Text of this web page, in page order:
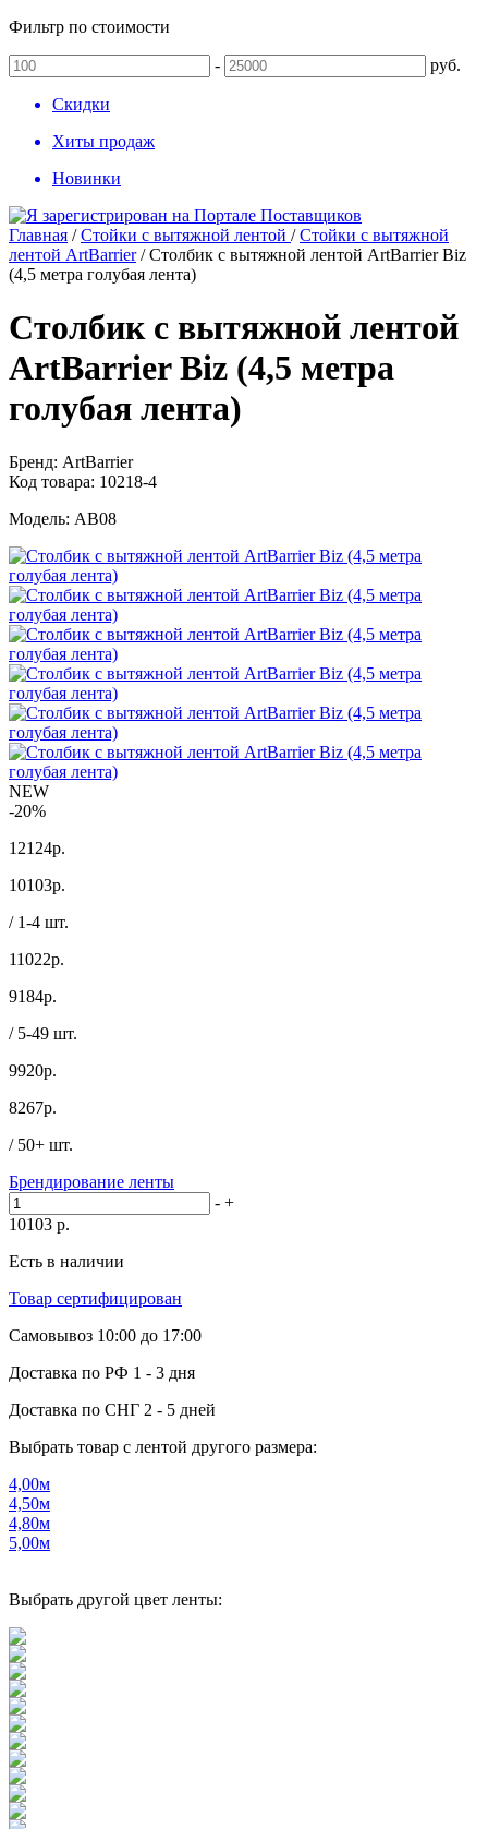
Фильтр по стоимости
- руб.
Скидки
Хиты продаж
Новинки
Главная /Стойки с вытяжной лентой /Стойки с вытяжной
лентой ArtBarrier/Столбик с вытяжной лентой ArtBarrier Biz
(4,5 метра голубая лента)
Столбик с вытяжной лентой
ArtBarrier Biz (4,5 метра
голубая лента)
Бренд: ArtBarrier
Код товара: 10218-4
Модель: AB08
NEW
-20%
12124р.
10103р.
/ 1-4 шт.
11022р.
9184р.
/ 5-49 шт.
9920р.
8267р.
/ 50+ шт.
Брендирование ленты
- +
10103 р.
Есть в наличии
Товар сертифицирован
Самовывоз 10:00 до 17:00
Доставка по РФ 1 - 3 дня
Доставка по СНГ 2 - 5 дней
Выбрать товар с лентой другого размера:
4,00м
4,50м
4,80м
5,00м
Выбрать другой цвет ленты: